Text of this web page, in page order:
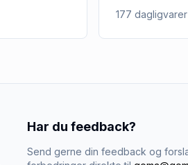
177 dagligvarer
Har du feedback?
Send gerne din feedback og